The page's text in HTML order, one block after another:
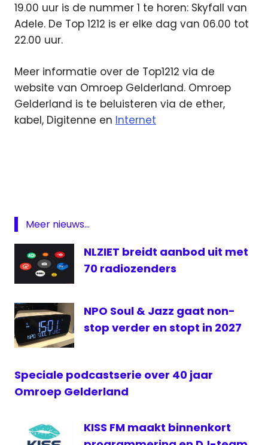
19.00 uur is de nummer 1 te horen: Skyfall van
Adele. De Top 1212 is er elke dag van 06.00 tot
22.00 uur.
Meer informatie over de Top1212 via de
website van Omroep Gelderland. Omroep
Gelderland is te beluisteren via de ether,
kabel, Digitenne en Internet
Meer nieuws...
NLZIET breidt aanbod uit met
70 radiozenders
NPO Soul & Jazz gaat non-
stop verder en stopt in 2027
Speciale podcastserie over 40 jaar
Omroep Gelderland
KISS FM maakt binnenkort